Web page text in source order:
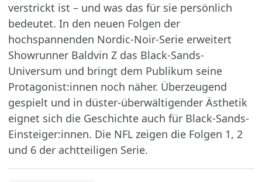
verstrickt ist – und was das für sie persönlich
bedeutet. In den neuen Folgen der
hochspannenden Nordic-Noir-Serie erweitert
Showrunner Baldvin Z das Black-Sands-
Universum und bringt dem Publikum seine
Protagonist:innen noch näher. Überzeugend
gespielt und in düster-überwältigender Ästhetik
eignet sich die Geschichte auch für Black-Sands-
Einsteiger:innen. Die NFL zeigen die Folgen 1, 2
und 6 der achtteiligen Serie.